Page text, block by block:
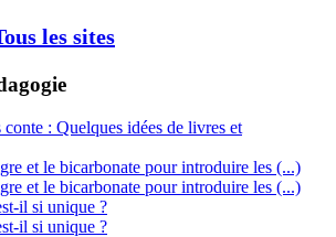
les sites
conte : Quelques idées de livres et
et le bicarbonate pour introduire les (...)
et le bicarbonate pour introduire les (...)
il si unique ?
il si unique ?